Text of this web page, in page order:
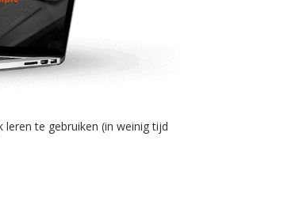
leren te gebruiken (in weinig tijd